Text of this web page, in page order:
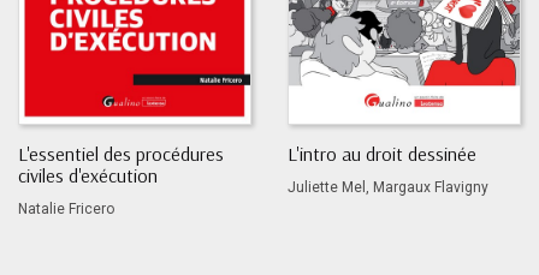
L'essentiel des procédures
civiles d'exécution
Natalie Fricero
L'intro au droit dessinée
Juliette Mel, Margaux Flavigny